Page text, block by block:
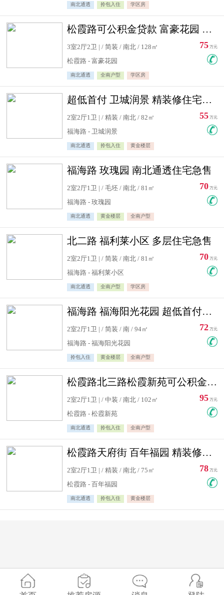
南北通透 拎包入住 学区房
松霞路可公积金贷款 富豪花园 复式住宅急售送小棚
3室2厅2卫 | / 简装 / 南北 / 128㎡
松霞路 - 富豪花园
南北通透 全南户型 学区房
75 万元
超低首付 卫城润景 精装修住宅急售 可公积金贷款
2室2厅1卫 | / 精装 / 南北 / 82㎡
福海路 - 卫城润景
南北通透 拎包入住 黄金楼层
55 万元
福海路 玫瑰园 南北通透住宅急售
2室2厅1卫 | / 毛坯 / 南北 / 81㎡
福海路 - 玫瑰园
南北通透 黄金楼层 全南户型
70 万元
北二路 福利莱小区 多层住宅急售
2室2厅1卫 | / 简装 / 南北 / 81㎡
福海路 - 福利莱小区
南北通透 全南户型 学区房
70 万元
福海路 福海阳光花园 超低首付住宅急售
2室2厅1卫 | / 简装 / 南 / 94㎡
福海路 - 福海阳光花园
拎包入住 黄金楼层 全南户型
72 万元
松霞路北三路松霞新苑可公积金贷款北小区南北通透住宅急售
2室2厅1卫 | / 中装 / 南北 / 102㎡
松霞路 - 松霞新苑
南北通透 拎包入住 全南户型
95 万元
松霞路天府街 百年福园 精装修住宅急售
2室2厅1卫 | / 精装 / 南北 / 75㎡
松霞路 - 百年福园
南北通透 拎包入住 黄金楼层
78 万元